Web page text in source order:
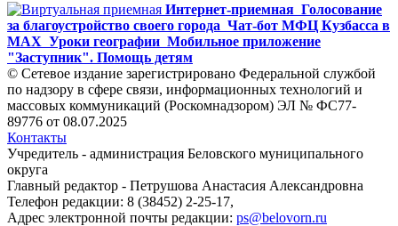
Интернет-приемная Голосование
за благоустройство своего города Чат-бот МФЦ Кузбасса в
MAX Уроки географии Мобильное приложение
"Заступник". Помощь детям
© Сетевое издание зарегистрировано Федеральной службой
по надзору в сфере связи, информационных технологий и
массовых коммуникаций (Роскомнадзором) ЭЛ № ФС77-
89776 от 08.07.2025
Контакты
Учредитель - администрация Беловского муниципального
округа
Главный редактор - Петрушова Анастасия Александровна
Телефон редакции: 8 (38452) 2-25-17,
Адрес электронной почты редакции: ps@belovorn.ru